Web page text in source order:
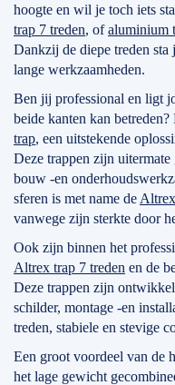
hoogte en wil je toch iets
trap 7 treden, ofaluminium
Dankzij de diepe treden
lange werkzaamheden.
Ben jij professional en ligt
beide kanten kan
trap, een uitstekende
Deze trappen zijn
bouw -en
sferen is met name de
vanwege zijn sterkte door
Ook zijn binnen het
Altrex trap 7 treden en de
Deze trappen zijn
schilder, montage -en
treden, stabiele en stevige
Een groot voordeel van de
het lage gewicht